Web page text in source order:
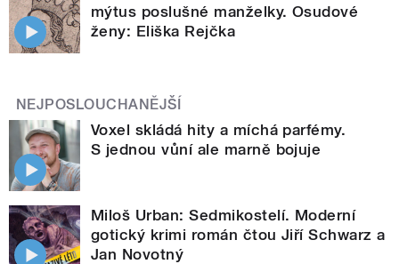
mýtus poslušné manželky. Osudové
ženy: Eliška Rejčka
NEJPOSLOUCHANĚJŠÍ
Voxel skládá hity a míchá parfémy.
S jednou vůní ale marně bojuje
Miloš Urban: Sedmikostelí. Moderní
gotický krimi román čtou Jiří Schwarz a
Jan Novotný